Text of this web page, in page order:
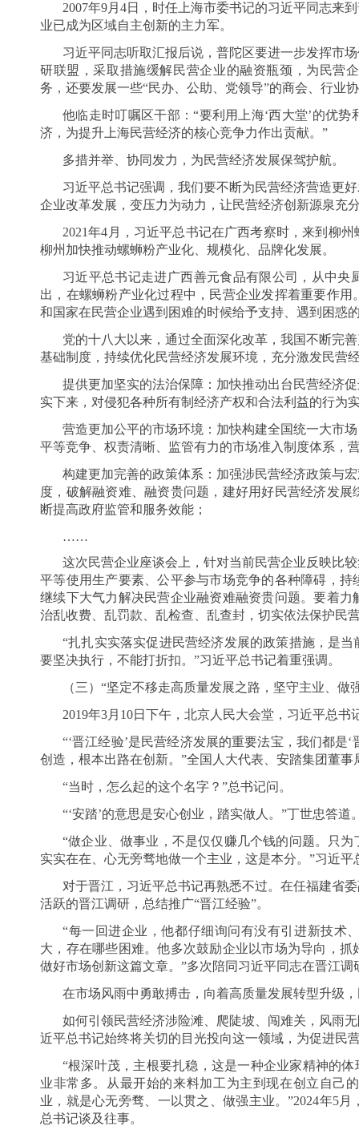
2007年9月4日，时任上海市委书记的习近平同志来
业已成为区域自主创新的主力军。
习近平同志听取汇报后说，普陀区要进一步发挥市
研联盟，采取措施缓解民营企业的融资瓶颈，为民营
务，还要发展一些“民办、公助、党领导”的商会、行业
他临走时叮嘱区干部：“要利用上海‘西大堂’的优
济，为提升上海民营经济的核心竞争力作出贡献。”
多措并举、协同发力，为民营经济发展保驾护航。
习近平总书记强调，我们要不断为民营经济营造更
企业改革发展，变压力为动力，让民营经济创新源泉充
2021年4月，习近平总书记在广西考察时，来到柳
柳州加快推动螺蛳粉产业化、规模化、品牌化发展。
习近平总书记走进广西善元食品有限公司，从中
出，在螺蛳粉产业化过程中，民营企业发挥着重要作
和国家在民营企业遇到困难的时候给予支持、遇到困惑
党的十八大以来，通过全面深化改革，我国不断完
基础制度，持续优化民营经济发展环境，充分激发民营
提供更加坚实的法治保障：加快推动出台民营经济
实下来，对侵犯各种所有制经济产权和合法利益的行为
营造更加公平的市场环境：加快构建全国统一大市
平等竞争、权责清晰、监管有力的市场准入制度体系，
构建更加完善的政策体系：加强涉民营经济政策与
度，破解融资难、融资贵问题，建好用好民营经济发
断提高政府监管和服务效能；
……
这次民营企业座谈会上，针对当前民营企业反映比
平等使用生产要素、公平参与市场竞争的各种障碍，
继续下大气力解决民营企业融资难融资贵问题。要着
治乱收费、乱罚款、乱检查、乱查封，切实依法保护民
“扎扎实实落实促进民营经济发展的政策措施，是
要坚决执行，不能打折扣。”习近平总书记着重强调。
（三）“坚定不移走高质量发展之路，坚守主业、做
2019年3月10日下午，北京人民大会堂，习近平总
“‘晋江经验’是民营经济发展的重要法宝，我们都
创造，根本出路在创新。”全国人大代表、安踏集团董
“当时，怎么起的这个名字？”总书记问。
“‘安踏’的意思是安心创业，踏实做人。”丁世忠答道
“做企业、做事业，不是仅仅赚几个钱的问题。只
实实在在、心无旁骛地做一个主业，这是本分。”习近平
对于晋江，习近平总书记再熟悉不过。在任福建省
活跃的晋江调研，总结推广“晋江经验”。
“每一回进企业，他都仔细询问有没有引进新技术
大，存在哪些困难。他多次鼓励企业以市场为导向，
做好市场创新这篇文章。”多次陪同习近平同志在晋江
在市场风雨中勇敢搏击，向着高质量发展转型升级
如何引领民营经济涉险滩、爬陡坡、闯难关，风雨
近平总书记始终将关切的目光投向这一领域，为促进民
“根深叶茂，主根要扎稳，这是一种企业家精神的
业非常多。从最开始的来料加工为主到现在创立自己
业，就是心无旁骛、一以贯之、做强主业。”2024年5
总书记谈及往事。